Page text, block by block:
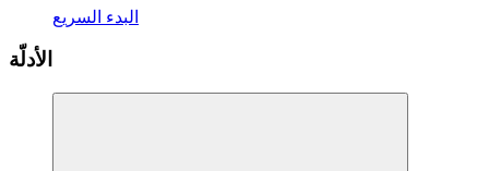
البدء السريع
الأدلّة